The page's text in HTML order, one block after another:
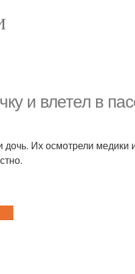
и влетел в
Их осмотрели медики